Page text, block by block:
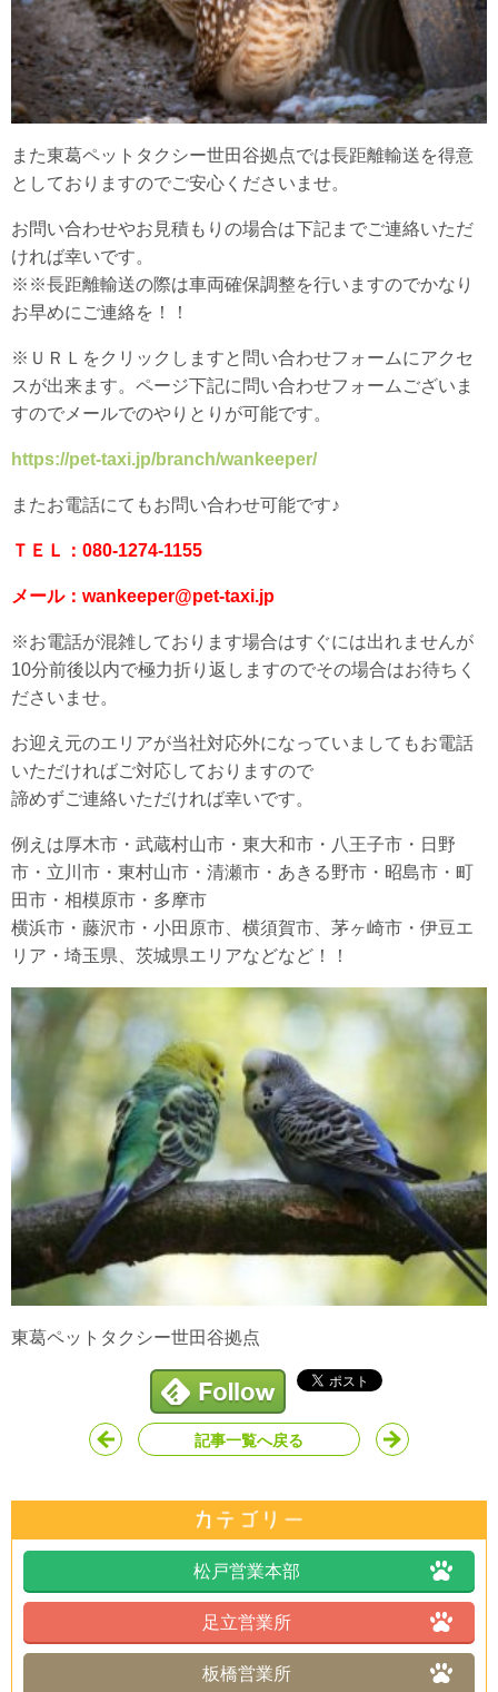
また東葛ペットタクシー世田谷拠点では長距離輸送を得意
としておりますのでご安心くださいませ。
お問い合わせやお見積もりの場合は下記までご連絡いただ
ければ幸いです。
※※長距離輸送の際は車両確保調整を行いますのでかなり
お早めにご連絡を！！
※ＵＲＬをクリックしますと問い合わせフォームにアクセ
スが出来ます。ページ下記に問い合わせフォームございま
すのでメールでのやりとりが可能です。
https://pet-taxi.jp/branch/wankeeper/
またお電話にてもお問い合わせ可能です♪
ＴＥＬ：080-1274-1155
メール：wankeeper@pet-taxi.jp
※お電話が混雑しております場合はすぐには出れませんが
10分前後以内で極力折り返しますのでその場合はお待ちく
ださいませ。
お迎え元のエリアが当社対応外になっていましてもお電話
いただければご対応しておりますので
諦めずご連絡いただければ幸いです。
例えは厚木市・武蔵村山市・東大和市・八王子市・日野
市・立川市・東村山市・清瀬市・あきる野市・昭島市・町
田市・相模原市・多摩市
横浜市・藤沢市・小田原市、横須賀市、茅ヶ崎市・伊豆エ
リア・埼玉県、茨城県エリアなどなど！！
東葛ペットタクシー世田谷拠点
記事一覧へ戻る
松戸営業本部
足立営業所
板橋営業所